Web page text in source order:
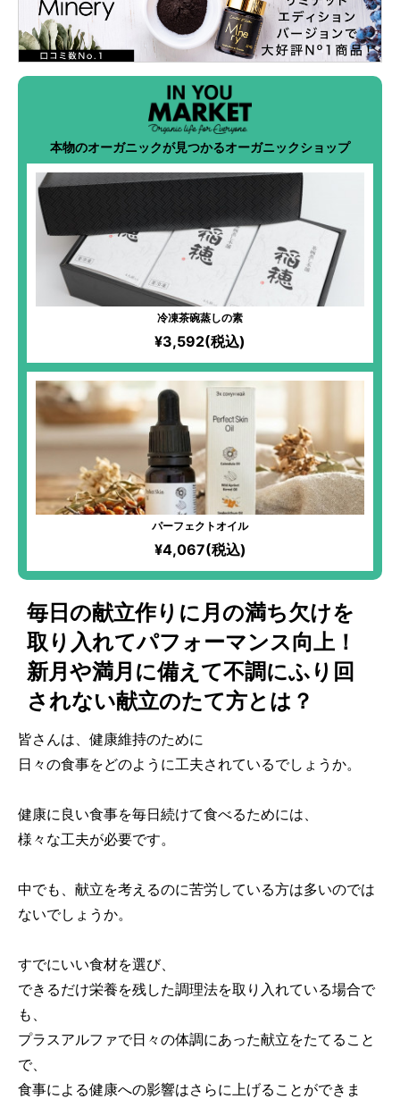
本物のオーガニックが見つかるオーガニックショップ
冷凍茶碗蒸しの素
¥3,592(税込)
パーフェクトオイル
¥4,067(税込)
毎日の献立作りに月の満ち欠けを
取り入れてパフォーマンス向上！
新月や満月に備えて不調にふり回
されない献立のたて方とは？
皆さんは、健康維持のために
日々の食事をどのように工夫されているでしょうか。
健康に良い食事を毎日続けて食べるためには、
様々な工夫が必要です。
中でも、献立を考えるのに苦労している方は多いのでは
ないでしょうか。
すでにいい食材を選び、
できるだけ栄養を残した調理法を取り入れている場合で
も、
プラスアルファで日々の体調にあった献立をたてること
で、
食事による健康への影響はさらに上げることができま